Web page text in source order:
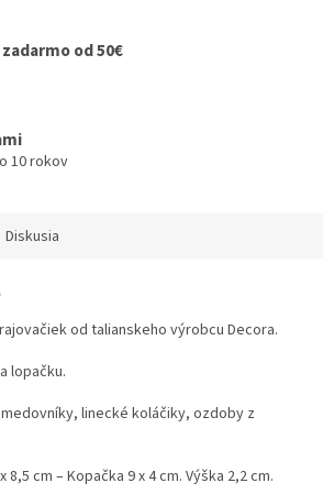
od 50€
10 rokov
Diskusia
od talianskeho výrobcu Decora.
lopačku.
linecké koláčiky, ozdoby z
8,5 cm – Kopačka 9 x 4 cm. Výška 2,2 cm.